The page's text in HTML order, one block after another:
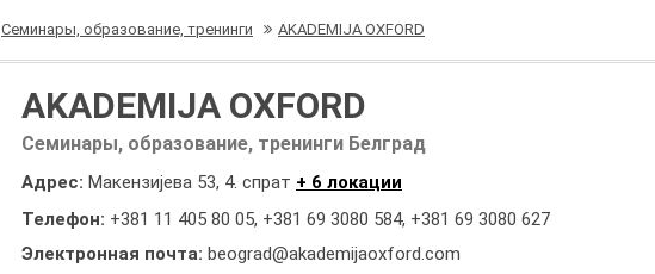
Семинары, образование, тренинги AKADEMIJA OXFORD
AKADEMIJA OXFORD
Семинары, образование, тренинги Белград
Адрес: Макензијева 53, 4. спрат + 6 локации
Телефон: +381 11 405 80 05, +381 69 3080 584, +381 69 3080 627
Электронная почта: beograd@akademijaoxford.com